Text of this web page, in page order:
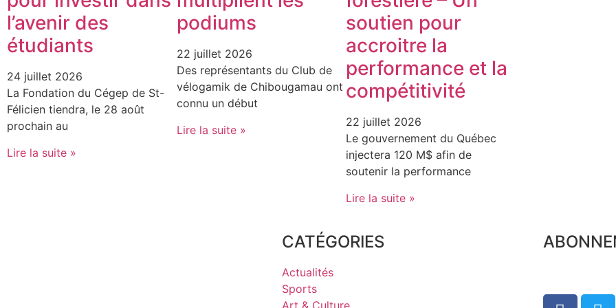
l’avenir des
étudiants
24 juillet 2026
La Fondation du Cégep de St-
Félicien tiendra, le 28 août
prochain au
Lire la suite »
podiums
22 juillet 2026
Des représentants du Club de
vélogamik de Chibougamau ont
connu un début
Lire la suite »
soutien pour
accroitre la
performance et la
compétitivité
22 juillet 2026
Le gouvernement du Québec
injectera 120 M$ afin de
soutenir la performance
Lire la suite »
CATÉGORIES
Actualités
Sports
Art & Culture